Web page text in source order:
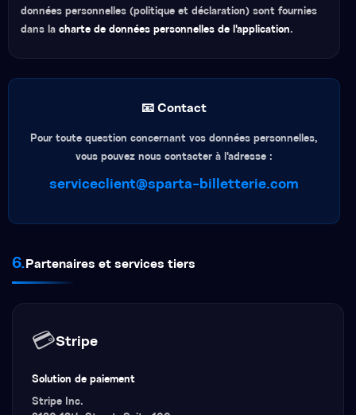
données personnelles (politique et déclaration) sont fournies
dans la charte de données personnelles de l'application.
📧 Contact
Pour toute question concernant vos données personnelles,
vous pouvez nous contacter à l'adresse :
serviceclient@sparta-billetterie.com
6. Partenaires et services tiers
💳Stripe
Solution de paiement
Stripe Inc.